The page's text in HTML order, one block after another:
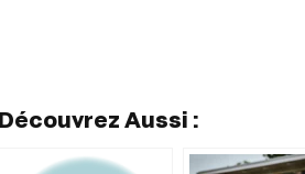
Découvrez Aussi :